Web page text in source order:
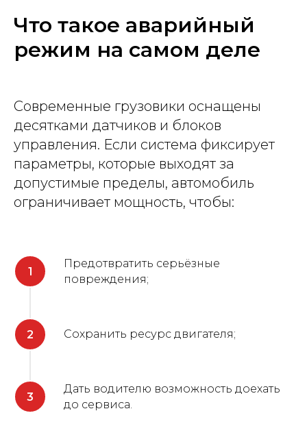
Что такое аварийный
режим на самом деле
Современные грузовики оснащены
десятками датчиков и блоков
управления. Если система фиксирует
параметры, которые выходят за
допустимые пределы, автомобиль
ограничивает мощность, чтобы:
Предотвратить серьёзные
повреждения;
Сохранить ресурс двигателя;
Дать водителю возможность доехать
до сервиса.